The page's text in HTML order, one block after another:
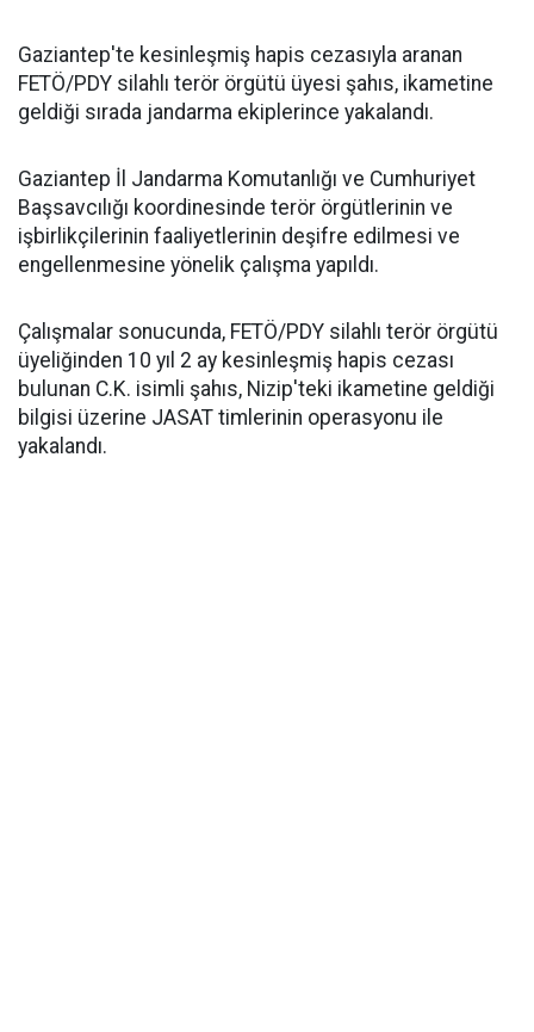
Gaziantep'te kesinleşmiş hapis cezasıyla aranan
FETÖ/PDY silahlı terör örgütü üyesi şahıs, ikametine
geldiği sırada jandarma ekiplerince yakalandı.
Gaziantep İl Jandarma Komutanlığı ve Cumhuriyet
Başsavcılığı koordinesinde terör örgütlerinin ve
işbirlikçilerinin faaliyetlerinin deşifre edilmesi ve
engellenmesine yönelik çalışma yapıldı.
Çalışmalar sonucunda, FETÖ/PDY silahlı terör örgütü
üyeliğinden 10 yıl 2 ay kesinleşmiş hapis cezası
bulunan C.K. isimli şahıs, Nizip'teki ikametine geldiği
bilgisi üzerine JASAT timlerinin operasyonu ile
yakalandı.